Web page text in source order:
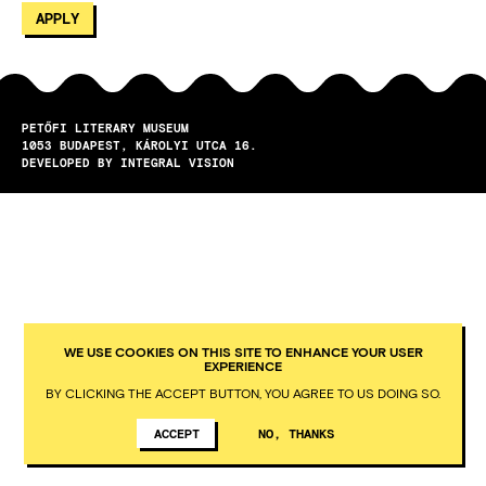
PETŐFI LITERARY MUSEUM
1053
BUDAPEST
KÁROLYI UTCA 16.
DEVELOPED BY INTEGRAL VISION
WE USE COOKIES ON THIS SITE TO ENHANCE YOUR USER
EXPERIENCE
BY CLICKING THE ACCEPT BUTTON, YOU AGREE TO US DOING SO.
ACCEPT NO, THANKS